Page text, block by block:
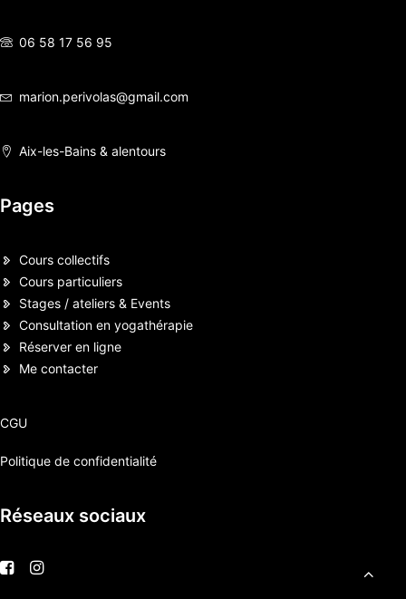
06 58 17 56 95
marion.perivolas@gmail.com
Aix-les-Bains & alentours
Pages
Cours collectifs
Cours particuliers
Stages / ateliers & Events
Consultation en yogathérapie
Réserver en ligne
Me contacter
CGU
Politique de confidentialité
Réseaux sociaux